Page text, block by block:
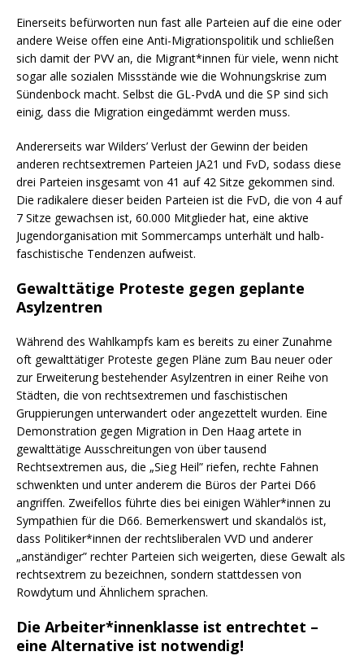
Einerseits befürworten nun fast alle Parteien auf die eine oder
andere Weise offen eine Anti-Migrationspolitik und schließen
sich damit der PVV an, die Migrant*innen für viele, wenn nicht
sogar alle sozialen Missstände wie die Wohnungskrise zum
Sündenbock macht. Selbst die GL-PvdA und die SP sind sich
einig, dass die Migration eingedämmt werden muss.
Andererseits war Wilders’ Verlust der Gewinn der beiden
anderen rechtsextremen Parteien JA21 und FvD, sodass diese
drei Parteien insgesamt von 41 auf 42 Sitze gekommen sind.
Die radikalere dieser beiden Parteien ist die FvD, die von 4 auf
7 Sitze gewachsen ist, 60.000 Mitglieder hat, eine aktive
Jugendorganisation mit Sommercamps unterhält und halb-
faschistische Tendenzen aufweist.
Gewalttätige Proteste gegen geplante
Asylzentren
Während des Wahlkampfs kam es bereits zu einer Zunahme
oft gewalttätiger Proteste gegen Pläne zum Bau neuer oder
zur Erweiterung bestehender Asylzentren in einer Reihe von
Städten, die von rechtsextremen und faschistischen
Gruppierungen unterwandert oder angezettelt wurden. Eine
Demonstration gegen Migration in Den Haag artete in
gewalttätige Ausschreitungen von über tausend
Rechtsextremen aus, die „Sieg Heil” riefen, rechte Fahnen
schwenkten und unter anderem die Büros der Partei D66
angriffen. Zweifellos führte dies bei einigen Wähler*innen zu
Sympathien für die D66. Bemerkenswert und skandalös ist,
dass Politiker*innen der rechtsliberalen VVD und anderer
„anständiger” rechter Parteien sich weigerten, diese Gewalt als
rechtsextrem zu bezeichnen, sondern stattdessen von
Rowdytum und Ähnlichem sprachen.
Die Arbeiter*innenklasse ist entrechtet –
eine Alternative ist notwendig!